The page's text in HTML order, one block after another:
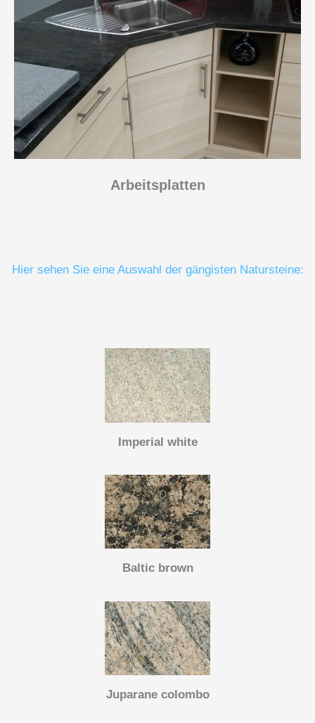
Arbeitsplatten
Hier sehen Sie eine Auswahl der gängisten Natursteine:
Imperial white
Baltic brown
Juparane colombo